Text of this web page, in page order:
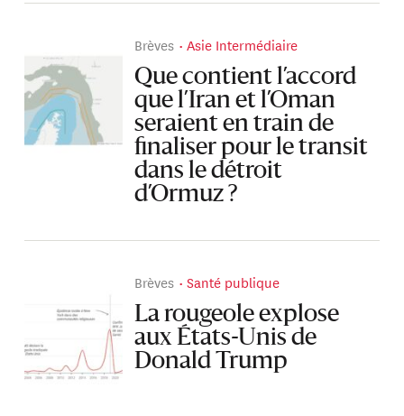
Brèves Asie Intermédiaire
Que contient l’accord
que l’Iran et l’Oman
seraient en train de
finaliser pour le transit
dans le détroit
d’Ormuz ?
Brèves Santé publique
La rougeole explose
aux États-Unis de
Donald Trump